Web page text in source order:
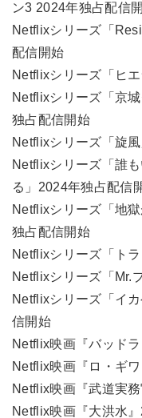
ン3 2024年独占配信
Netflixシリーズ「
配信開始
Netflixシリーズ「ヒ
Netflixシリーズ「京
独占配信開始
Netflixシリーズ「旋
Netflixシリーズ「誰
る」2024年独占配信
Netflixシリーズ「地
独占配信開始
Netflixシリーズ「ト
Netflixシリーズ「Mr.
Netflixシリーズ「イ
信開始
Netflix映画『バッド
Netflix映画『ロ・ギ
Netflix映画『武道実
Netflix映画『大洪水